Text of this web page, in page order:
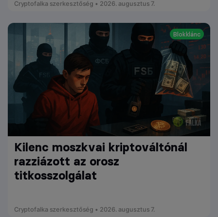
Cryptofalka szerkesztőség • 2026. augusztus 7.
Blokklánc
Kilenc moszkvai kriptováltónál
razziázott az orosz
titkosszolgálat
Cryptofalka szerkesztőség • 2026. augusztus 7.